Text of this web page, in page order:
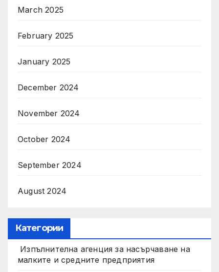
March 2025
February 2025
January 2025
December 2024
November 2024
October 2024
September 2024
August 2024
Категории
Изпълнителна агенция за насърчаване на
малките и средните предприятия